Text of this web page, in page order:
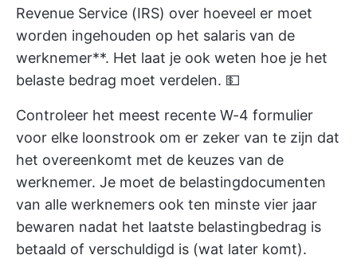
Revenue Service (IRS) over hoeveel er moet
worden ingehouden op het salaris van de
werknemer**. Het laat je ook weten hoe je het
belaste bedrag moet verdelen. 💵
Controleer het meest recente W-4 formulier
voor elke loonstrook om er zeker van te zijn dat
het overeenkomt met de keuzes van de
werknemer. Je moet de belastingdocumenten
van alle werknemers ook ten minste vier jaar
bewaren nadat het laatste belastingbedrag is
betaald of verschuldigd is (wat later komt).